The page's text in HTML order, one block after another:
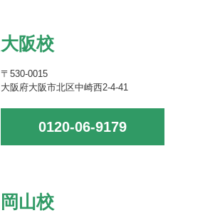
大阪校
〒530-0015
大阪府大阪市北区中崎西2-4-41
0120-06-9179
岡山校